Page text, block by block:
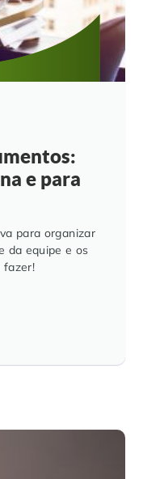
e para
para organizar
da equipe e os
fazer!